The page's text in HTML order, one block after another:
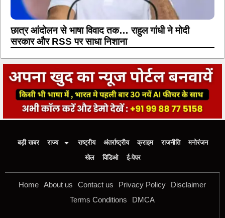
छात्र आंदोलन से भाषा विवाद तक… राहुल गांधी ने मोदी
सरकार और RSS पर साधा निशाना
बड़ी खबर राज्य राष्ट्रीय अंतर्राष्ट्रीय क्राइम राजनीति
मनोरंजन
खेल
विडिओ ई-पेपर
Home About us Contact us Privacy Policy
Disclaimer
Terms Conditions
DMCA